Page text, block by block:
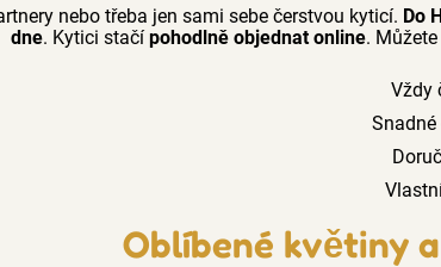
nebo třeba jen sami sebe čerstvou kyticí. Do
dne. Kytici stačí pohodlně objednat online.
Vždy
Oblíbené květiny